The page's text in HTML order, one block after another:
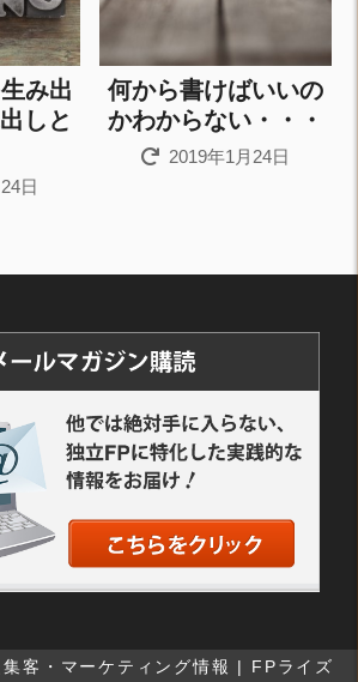
み出
しと
日
何から書けばいいの
かわからない・・・
2019年1月24日
客・マーケティング情報 | FPライズ